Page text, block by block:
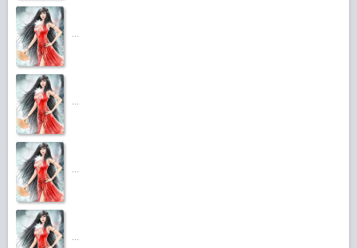
...
...
...
...